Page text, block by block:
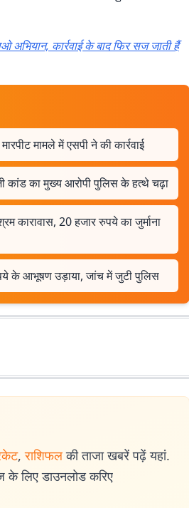
अभियान, कार्रवाई के बाद फिर सज जाती हैं
मामले में एसपी ने की कार्रवाई
कांड का मुख्य आरोपी पुलिस के हत्थे चढ़ा
कारावास, 20 हजार रुपये का जुर्माना
के आभूषण उड़ाया, जांच में जुटी पुलिस
, राशिफल की ताजा खबरें पढ़ें यहां.
लिए डाउनलोड करिए